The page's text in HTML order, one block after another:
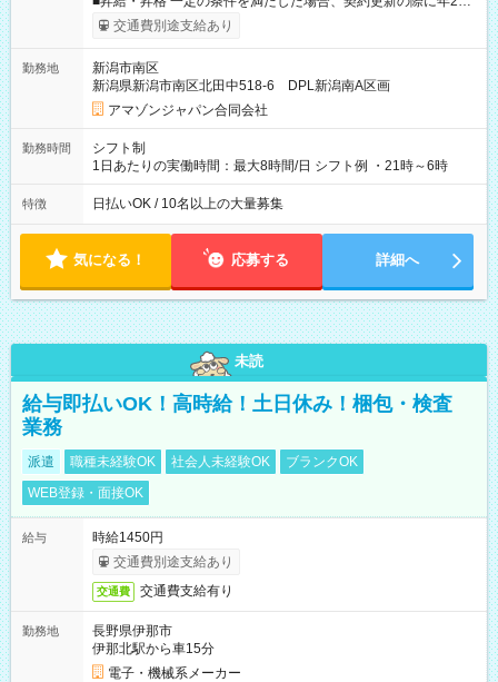
まで昇給の機会があります。 ■正社員登用制度あり ※月末締/翌
月25日支払い ※時間外手当、別途支給 ※深夜割増賃金 (22:00～
☆Amazon直雇用で安定して働けます！ 【試用期間】試用期間
あり 試用期間の長さ：1週間 雇用形態、給与は本採用時と同じ
です。
交通費別途支給あり
勤務地
新潟市南区
新潟県新潟市南区北田中518-6 DPL新潟南A区画
アマゾンジャパン合同会社
勤務時間
シフト制
1日あたりの実働時間：最大8時間/日 シフト例 ・21時～6時
特徴 日払いOK / 10名以上の大量募集
気になる！ 応募する 詳細へ
未読
給与即払いOK！高時給！土日休み！梱包・検査
業務
派遣 職種未経験OK 社会人未経験OK
ブランクOK
WEB登録・面接OK
給与
時給1450円
交通費別途支給あり
交通費 交通費支給有り
勤務地
長野県伊那市
伊那北駅から車15分
電子・機械系メーカー